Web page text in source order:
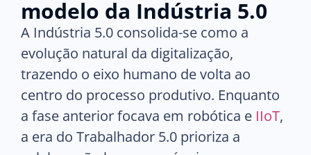
modelo da Indústria 5.0
A Indústria 5.0 consolida-se como a
evolução natural da digitalização,
trazendo o eixo humano de volta ao
centro do processo produtivo. Enquanto
a fase anterior focava em robótica e IIoT,
a era do Trabalhador 5.0 prioriza a